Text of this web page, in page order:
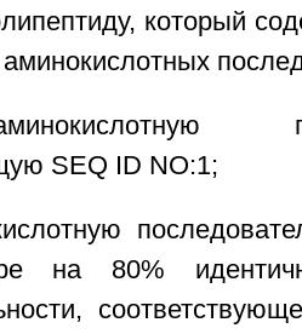
который
SEQ ID NO:1;
на 80%